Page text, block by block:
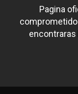
Pagina